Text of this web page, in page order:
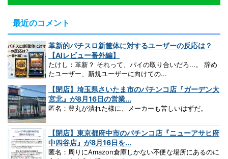
最近のコメント
革新的パチスロ新筐体に対するユーザーの反応は？
【AIレビュー番外編】
たけし：革新？ それって、パイの取り合いだろ...。 辞め
たユーザー、新規ユーザーに向けての...
【閉店】埼玉県さいたま市のパチンコ店『ガーデン大
宮北』が8月16日の営業...
匿名：豊丸が潰れた様に、メーカーも苦しいはずだ。
【閉店】東京都府中市のパチンコ店『ニューアサヒ府
中四谷店』が8月16日を...
匿名：周りにAmazon倉庫しかない不便な場所にあるのに